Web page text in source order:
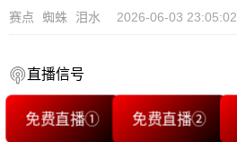
赛点 蜘蛛 泪水 2026-06-03 23:05:02
直播信号
免费直播① 免费直播②